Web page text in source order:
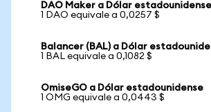
DAO Maker a Dólar estadounidense
1 DAO equivale a 0,0257 $
Balancer (BAL) a Dólar
1 BAL equivale a 0,1082 $
OmiseGO a Dólar estadounidense
1 OMG equivale a 0,0443 $